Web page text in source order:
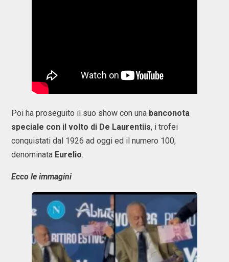
Poi ha proseguito il suo show con una banconota
speciale con il volto di De Laurentiis, i trofei
conquistati dal 1926 ad oggi ed il numero 100,
denominata Eurelio.
Ecco le immagini